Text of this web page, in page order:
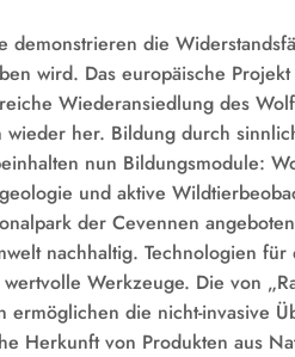
demonstrieren die
wird. Das europäische
Wiederansiedlung des
her. Bildung durch
nun Bildungsmodule:
und aktive
der Cevennen
nachhaltig. Technologien
Werkzeuge. Die von
ermöglichen die nicht-invasive
Herkunft von Produkten aus